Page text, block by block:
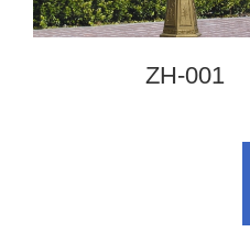
ZH-001